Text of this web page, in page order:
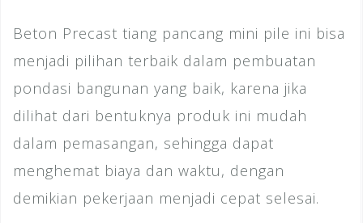
Beton Precast tiang pancang mini pile ini bisa
menjadi pilihan terbaik dalam pembuatan
pondasi bangunan yang baik, karena jika
dilihat dari bentuknya produk ini mudah
dalam pemasangan, sehingga dapat
menghemat biaya dan waktu, dengan
demikian pekerjaan menjadi cepat selesai.